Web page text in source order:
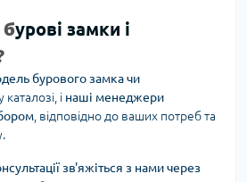
урові замки і
бурового замка чи
і наші менеджери
, відповідно до ваших потреб та
зв'яжіться з нами через